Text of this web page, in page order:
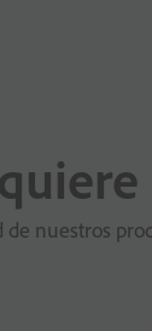
nuestros